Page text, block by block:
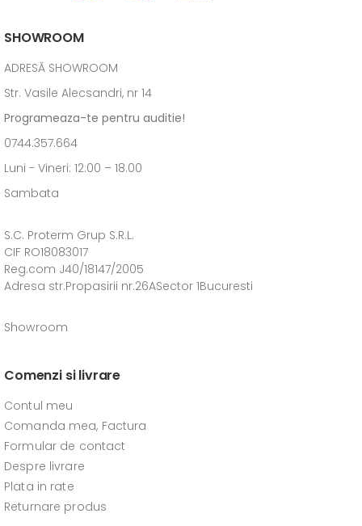
SHOWROOM
ADRESĂ SHOWROOM
Str. Vasile Alecsandri, nr 14
Programeaza-te pentru auditie!
0744.357.664
Luni - Vineri: 12:00 – 18.00
Sambata
S.C. Proterm Grup S.R.L.
CIF RO18083017
Reg.com J40/18147/2005
Adresa str.Propasirii nr.26ASector 1Bucuresti
Showroom
Comenzi si livrare
Contul meu
Comanda mea, Factura
Formular de contact
Despre livrare
Plata in rate
Returnare produs